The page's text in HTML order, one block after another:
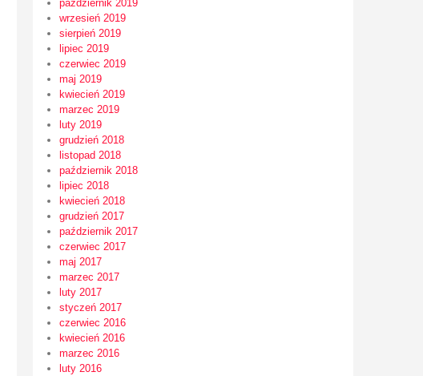
październik 2019
wrzesień 2019
sierpień 2019
lipiec 2019
czerwiec 2019
maj 2019
kwiecień 2019
marzec 2019
luty 2019
grudzień 2018
listopad 2018
październik 2018
lipiec 2018
kwiecień 2018
grudzień 2017
październik 2017
czerwiec 2017
maj 2017
marzec 2017
luty 2017
styczeń 2017
czerwiec 2016
kwiecień 2016
marzec 2016
luty 2016